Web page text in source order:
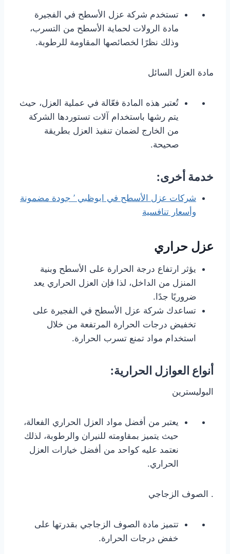
تستخدم شركة عزل الأسطح في الفجيرة
مادة الرولات لحماية الأسطح من التسرب،
وذلك نظرًا لخصائصها المقاومة للرطوبة.
مادة العزل السائل
تُعتبر هذه المادة فعّالة في عملية العزل، حيث
يتم رشها باستخدام آلات تستوردها الشركة
من الخارج لضمان تنفيذ العزل بطريقة
صحيحة.
خدمة أخرى:
شركات عزل الأسطح في ابوظبي ’ جودة مضمونة
وأسعار تنافسية
عزل حراري
يؤثر ارتفاع درجة الحرارة على الأسطح وبنية
المنزل من الداخل، لذا فإن العزل الحراري يعد
ضروريًا جدًا.
تساعدك شركة عزل الأسطح في الفجيرة على
تخفيض درجات الحرارة المرتفعة من خلال
استخدام مواد تمنع تسرب الحرارة.
أنواع العوازل الحرارية:
البوليسترين
يعتبر من أفضل مواد العزل الحراري الفعالة،
حيث يتميز بمقاومته للنيران والرطوبة، لذلك
نعتمد عليه كواحد من أفضل خيارات العزل
الحراري.
. الصوف الزجاجي
تتميز مادة الصوف الزجاجي بقدرتها على
خفض درجات الحرارة.